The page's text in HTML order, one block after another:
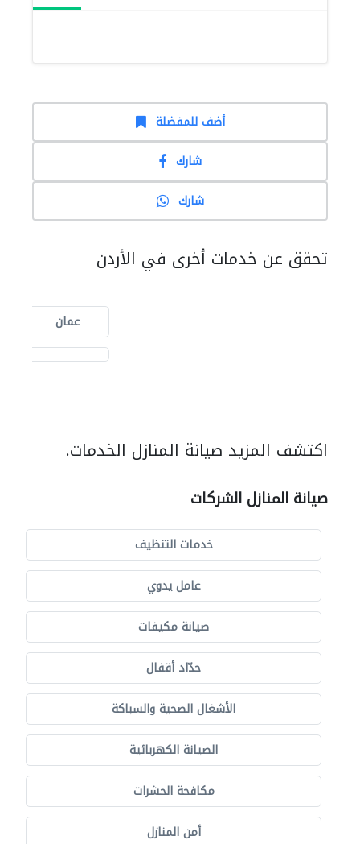
أضف للمفضلة
شارك
شارك
تحقق عن خدمات أخرى في الأردن
عمان
اكتشف المزيد صيانة المنازل الخدمات.
صيانة المنازل الشركات
خدمات التنظيف
عامل يدوي
صيانة مكيفات
حدّاد أقفال
الأشغال الصحية والسباكة
الصيانة الكهربائية
مكافحة الحشرات
أمن المنازل